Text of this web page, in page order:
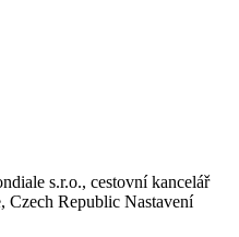
s.r.o., cestovní kancelář
Czech Republic Nastavení